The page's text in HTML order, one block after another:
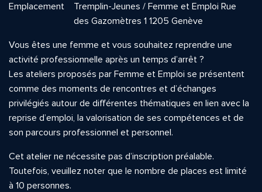
Emplacement
Tremplin-Jeunes / Femme et Emploi Rue
des Gazomètres 1 1205 Genève
Vous êtes une femme et vous souhaitez reprendre une
activité professionnelle après un temps d’arrêt ?
Les ateliers proposés par Femme et Emploi se présentent
comme des moments de rencontres et d’échanges
privilégiés autour de différentes thématiques en lien avec la
reprise d’emploi, la valorisation de ses compétences et de
son parcours professionnel et personnel.
Cet atelier ne nécessite pas d’inscription préalable.
Toutefois, veuillez noter que le nombre de places est limité
à 10 personnes.